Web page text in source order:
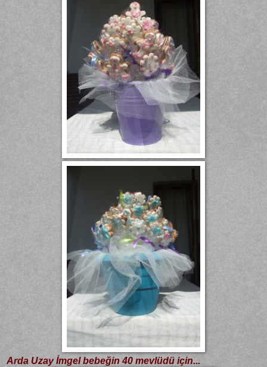
Arda Uzay İmgel bebeğin 40 mevlüdü için...